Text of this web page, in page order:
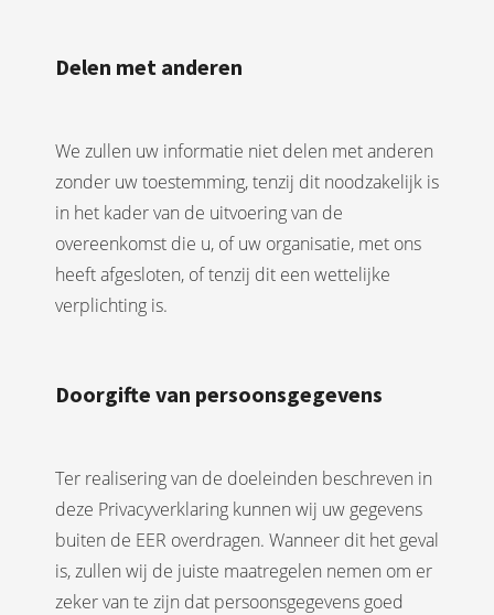
Delen met anderen
We zullen uw informatie niet delen met anderen
zonder uw toestemming, tenzij dit noodzakelijk is
in het kader van de uitvoering van de
overeenkomst die u, of uw organisatie, met ons
heeft afgesloten, of tenzij dit een wettelijke
verplichting is.
Doorgifte van persoonsgegevens
Ter realisering van de doeleinden beschreven in
deze Privacyverklaring kunnen wij uw gegevens
buiten de EER overdragen. Wanneer dit het geval
is, zullen wij de juiste maatregelen nemen om er
zeker van te zijn dat persoonsgegevens goed